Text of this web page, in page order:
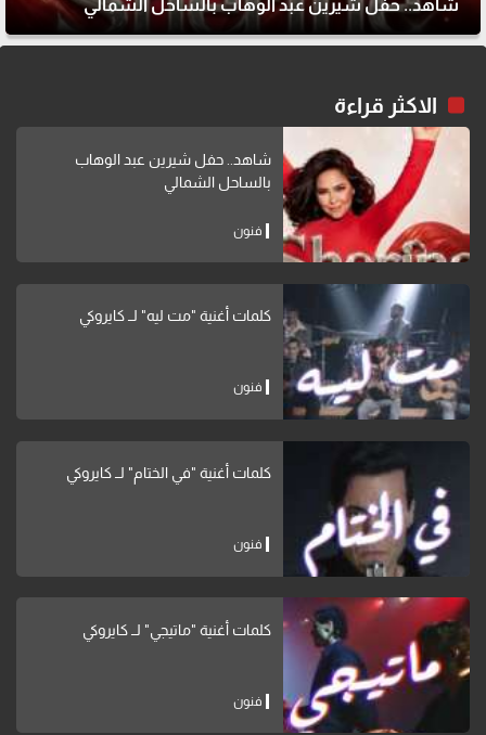
شاهد.. حفل شيرين عبد الوهاب بالساحل الشمالي
الاكثر قراءة
شاهد.. حفل شيرين عبد الوهاب
بالساحل الشمالي
فنون
كلمات أغنية "مت ليه" لــ كايروكي
فنون
كلمات أغنية "في الختام" لــ كايروكي
فنون
كلمات أغنية "ماتيجي" لــ كايروكي
فنون